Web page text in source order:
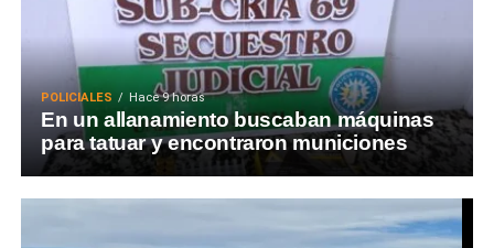
POLICIALES Hace 9 horas
En un allanamiento buscaban máquinas
para tatuar y encontraron municiones